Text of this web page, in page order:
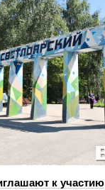
к участию